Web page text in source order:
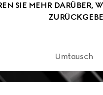
SIE MEHR DARÜBER,
Umtausch